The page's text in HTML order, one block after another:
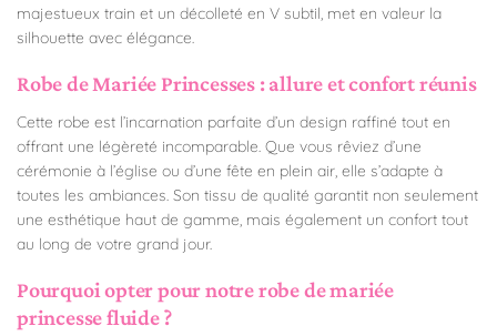
majestueux train et un décolleté en V subtil, met en valeur la
silhouette avec élégance.
Robe de Mariée Princesses : allure et confort réunis
Cette robe est l’incarnation parfaite d’un design raffiné tout en
offrant une légèreté incomparable. Que vous rêviez d’une
cérémonie à l’église ou d’une fête en plein air, elle s’adapte à
toutes les ambiances. Son tissu de qualité garantit non seulement
une esthétique haut de gamme, mais également un confort tout
au long de votre grand jour.
Pourquoi opter pour notre robe de mariée
princesse fluide ?